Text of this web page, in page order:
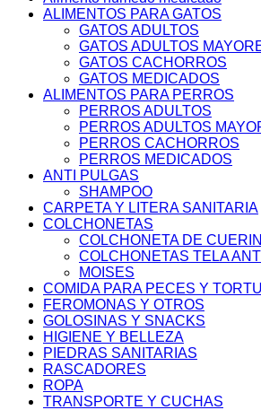
ALIMENTOS PARA GATOS
GATOS ADULTOS
GATOS ADULTOS
GATOS CACHORROS
GATOS MEDICADOS
ALIMENTOS PARA PERROS
PERROS ADULTOS
PERROS ADULTOS
PERROS CACHORROS
PERROS MEDICADOS
ANTI PULGAS
SHAMPOO
CARPETA Y LITERA SANITARIA
COLCHONETAS
COLCHONETA DE
COLCHONETAS TELA
MOISES
COMIDA PARA PECES Y
FEROMONAS Y OTROS
GOLOSINAS Y SNACKS
HIGIENE Y BELLEZA
PIEDRAS SANITARIAS
RASCADORES
ROPA
TRANSPORTE Y CUCHAS